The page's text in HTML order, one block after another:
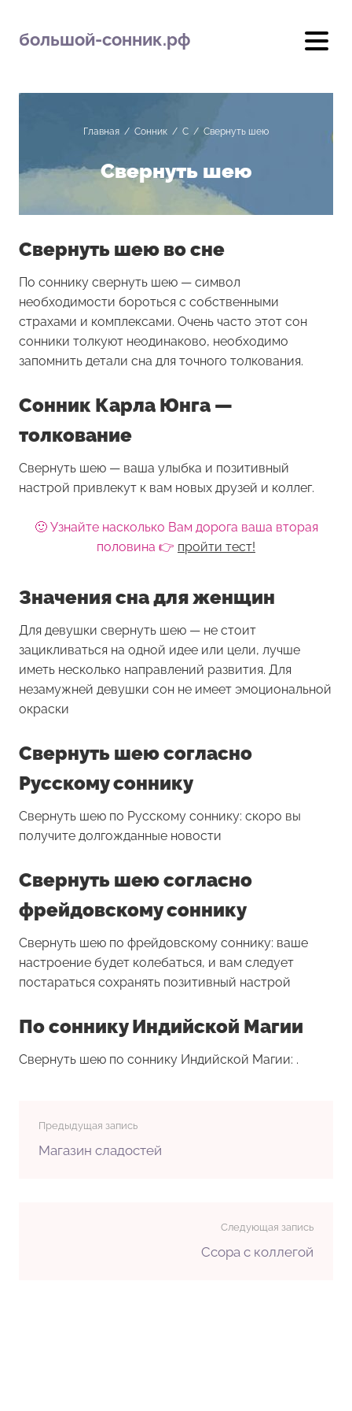
большой-сонник.рф
Главная / Сонник / С / Свернуть шею
Свернуть шею
Свернуть шею во сне
По соннику свернуть шею — символ
необходимости бороться с собственными
страхами и комплексами. Очень часто этот сон
сонники толкуют неодинаково, необходимо
запомнить детали сна для точного толкования.
Сонник Карла Юнга —
толкование
Свернуть шею — ваша улыбка и позитивный
настрой привлекут к вам новых друзей и коллег.
🙂 Узнайте насколько Вам дорога ваша вторая
половина 👉 пройти тест!
Значения сна для женщин
Для девушки свернуть шею — не стоит
зацикливаться на одной идее или цели, лучше
иметь несколько направлений развития. Для
незамужней девушки сон не имеет эмоциональной
окраски
Свернуть шею согласно
Русскому соннику
Свернуть шею по Русскому соннику: скоро вы
получите долгожданные новости
Свернуть шею согласно
фрейдовскому соннику
Свернуть шею по фрейдовскому соннику: ваше
настроение будет колебаться, и вам следует
постараться сохранять позитивный настрой
По соннику Индийской Магии
Свернуть шею по соннику Индийской Магии: .
Предыдущая запись
Магазин сладостей
Следующая запись
Ссора с коллегой